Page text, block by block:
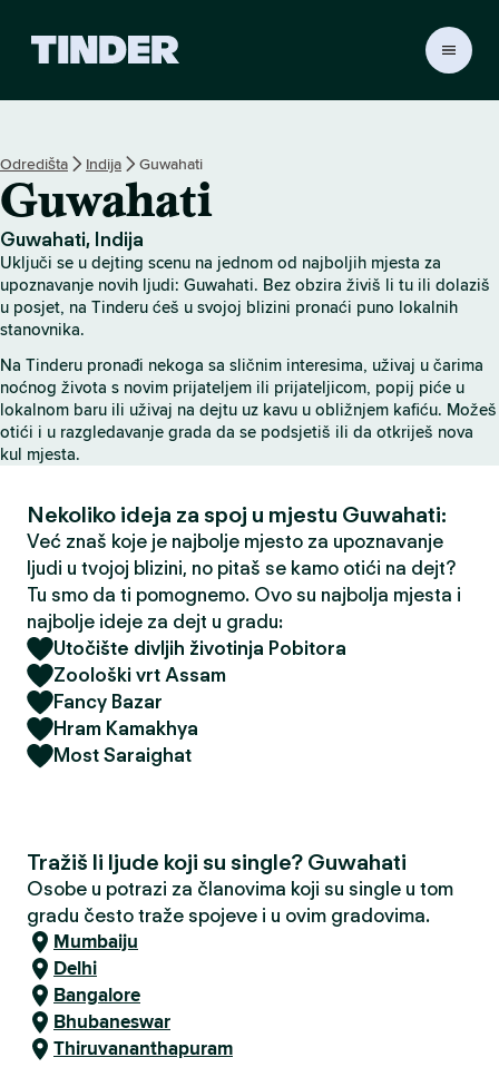
r
n
a
l
o
v
c
a
Odredišta Indija Guwahati
Guwahati
Guwahati, Indija
Uključi se u dejting scenu na jednom od najboljih mjesta za
upoznavanje novih ljudi: Guwahati. Bez obzira živiš li tu ili dolaziš
u posjet, na Tinderu ćeš u svojoj blizini pronaći puno lokalnih
stanovnika.
Na Tinderu pronađi nekoga sa sličnim interesima, uživaj u čarima
noćnog života s novim prijateljem ili prijateljicom, popij piće u
lokalnom baru ili uživaj na dejtu uz kavu u obližnjem kafiću. Možeš
otići i u razgledavanje grada da se podsjetiš ili da otkriješ nova
kul mjesta.
Nekoliko ideja za spoj u mjestu Guwahati:
Već znaš koje je najbolje mjesto za upoznavanje
ljudi u tvojoj blizini, no pitaš se kamo otići na dejt?
Tu smo da ti pomognemo. Ovo su najbolja mjesta i
najbolje ideje za dejt u gradu:
Utočište divljih životinja Pobitora
Zoološki vrt Assam
Fancy Bazar
Hram Kamakhya
Most Saraighat
Tražiš li ljude koji su single? Guwahati
Osobe u potrazi za članovima koji su single u tom
gradu često traže spojeve i u ovim gradovima.
Mumbaiju
Delhi
Bangalore
Bhubaneswar
Thiruvananthapuram